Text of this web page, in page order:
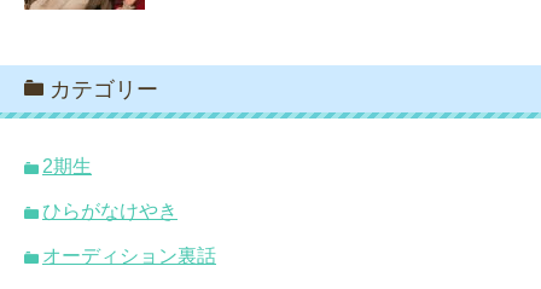
カテゴリー
2期生
ひらがなけやき
オーディション裏話